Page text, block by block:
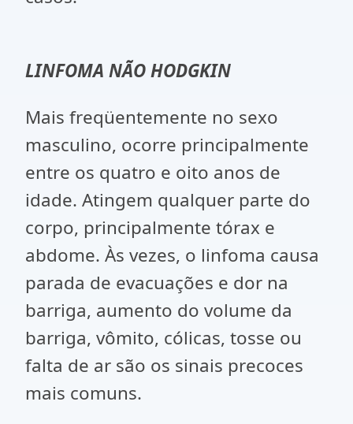
LINFOMA NÃO HODGKIN
Mais freqüentemente no sexo
masculino, ocorre principalmente
entre os quatro e oito anos de
idade. Atingem qualquer parte do
corpo, principalmente tórax e
abdome. Às vezes, o linfoma causa
parada de evacuações e dor na
barriga, aumento do volume da
barriga, vômito, cólicas, tosse ou
falta de ar são os sinais precoces
mais comuns.